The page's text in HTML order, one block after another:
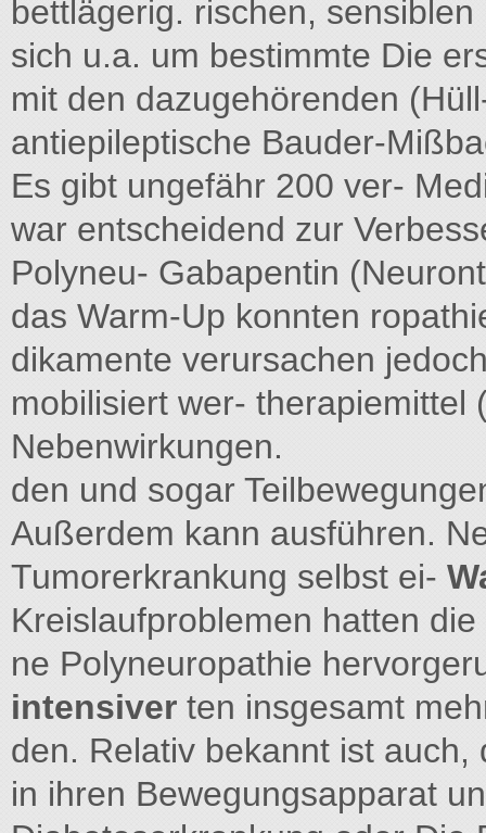
bettlägerig. rischen,
sich u.a. um bestimmte Die
mit den dazugehörenden
antiepileptische Bauder-
Es gibt ungefähr 200 ver-
war entscheidend zur
Polyneu- Gabapentin
das Warm-Up konnten
dikamente verursachen
mobilisiert wer- therapiemittel
Nebenwirkungen.
den und sogar
Außerdem kann ausführen.
Tumorerkrankung selbst ei-
Kreislaufproblemen hatten
ne Polyneuropathie
intensiver ten insgesamt
den. Relativ bekannt ist
in ihren Bewegungsapparat